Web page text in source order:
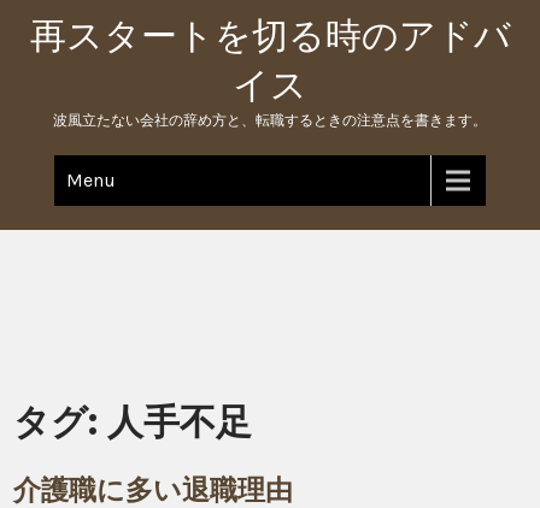
再スタートを切る時のアドバ
イス
波風立たない会社の辞め方と、転職するときの注意点を書きます。
Menu
タグ: 人手不足
介護職に多い退職理由